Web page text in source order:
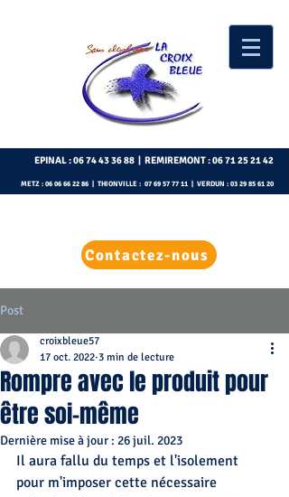
Contactez-nous
EPINAL :06 74 43 36 88 | REMIREMONT :06 71 25 21 42
METZ : 06 06 66 22 86| THIONVILLE : 07 69 57 77 11| VERDUN : 03 29 85 61 20
Post
Rompre avec le produit pour
être soi-même
croixbleue57
17 oct. 2022 3 min de lecture
Dernière mise à jour : 26 juil. 2023
Il aura fallu du temps et l'isolement
pour m'imposer cette nécessaire